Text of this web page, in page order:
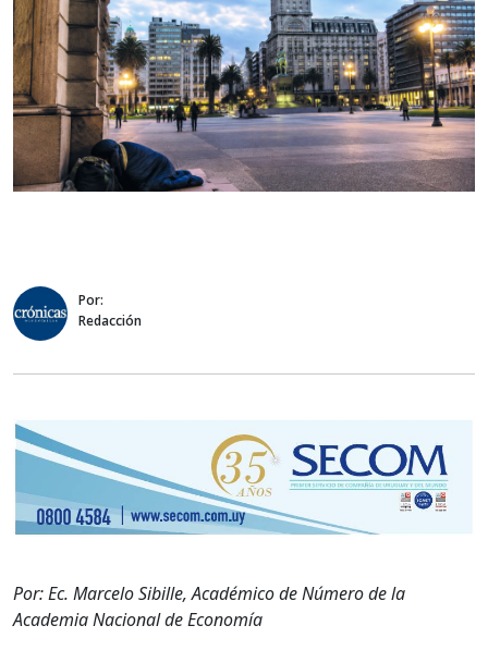
Por:
Redacción
Por: Ec. Marcelo Sibille, Académico de Número de la
Academia Nacional de Economía